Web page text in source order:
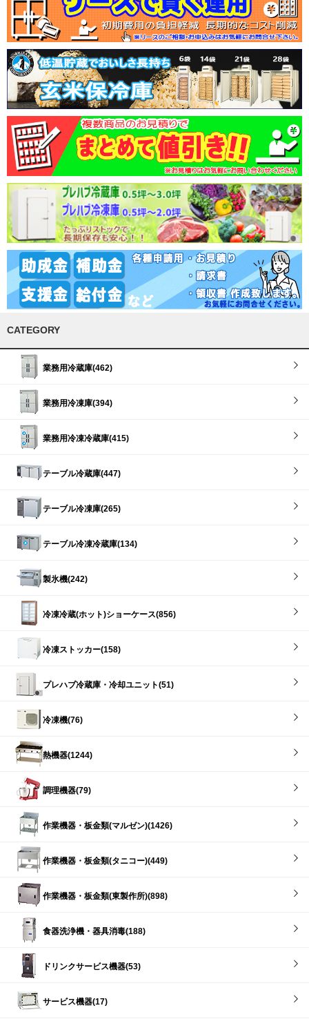
CATEGORY
業務用冷蔵庫(462)
業務用冷凍庫(394)
業務用冷凍冷蔵庫(415)
テーブル冷蔵庫(447)
テーブル冷凍庫(265)
テーブル冷凍冷蔵庫(134)
製氷機(242)
冷凍冷蔵(ホット)ショーケース(856)
冷凍ストッカー(158)
プレハブ冷蔵庫・冷却ユニット(51)
冷凍機(76)
熱機器(1244)
調理機器(79)
作業機器・板金類(マルゼン)(1426)
作業機器・板金類(タニコー)(449)
作業機器・板金類(東製作所)(898)
食器洗浄機・器具消毒(188)
ドリンクサービス機器(53)
サービス機器(17)